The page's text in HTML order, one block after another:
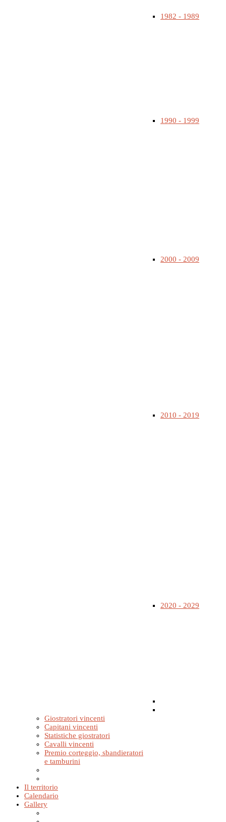
1982 - 1989
1990 - 1999
2000 - 2009
2010 - 2019
2020 - 2029
Giostratori vincenti
Capitani vincenti
Statistiche giostratori
Cavalli vincenti
Premio corteggio, sbandieratori
e tamburini
Il territorio
Calendario
Gallery